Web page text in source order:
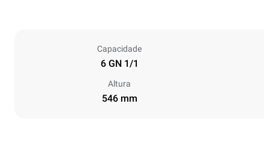
Capacidade
6 GN 1/1
Altura
546 mm